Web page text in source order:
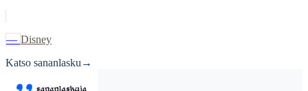
— Disney
Katso sananlasku →